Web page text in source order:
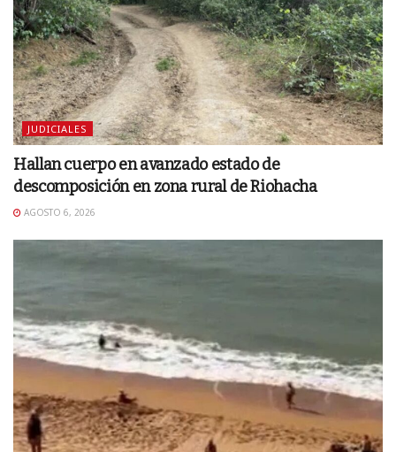
JUDICIALES
Hallan cuerpo en avanzado estado de
descomposición en zona rural de Riohacha
AGOSTO 6, 2026